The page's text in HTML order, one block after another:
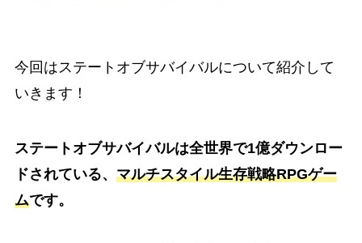
今回はステートオブサバイバルについて紹介して
いきます！
ステートオブサバイバルは全世界で1億ダウンロー
ドされている、 マルチスタイル生存戦略RPGゲー
ムです。